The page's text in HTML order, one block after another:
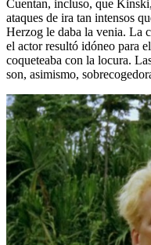
Cuentan, incluso, que
ataques de ira tan intensos
Herzog le daba la venia. La
el actor resultó idóneo para
coqueteaba con la locura.
son, asimismo,